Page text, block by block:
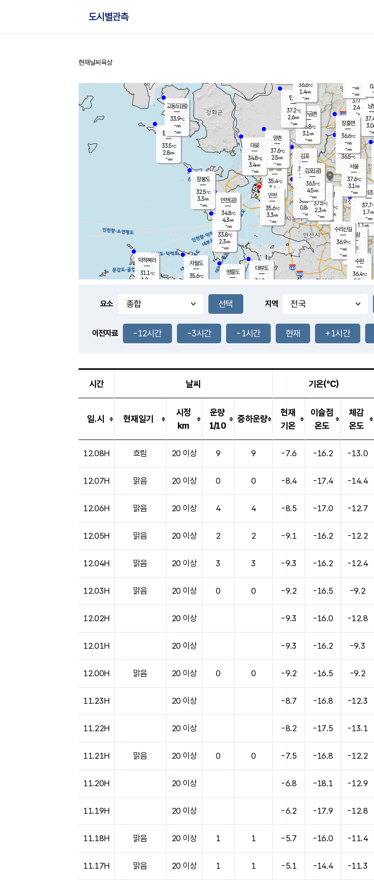
도시별관측
홈
현재날씨 육상
풍도
2.3m/s
무의도
33.8℃
2.3m/s
-mm
영흥도
볼음도
33.5℃
2.8m/s
-mm
자월도
35.6℃
양주
37.0℃
2.4
-mm
과천
36.3℃
1.1m/s
- mm
장봉도
32.5℃
3.3m/s
-mm
34.6
℃
대부도
34.8
-
경서동
35.4℃
3.4 m/s
-mm
파주금촌
36.8℃
3.1 m/s
-mm
대곶
34.8℃
3.4m/s
-mm
탄현
37.2℃
2.6m/s
-mm
의왕
- ℃
m/s
mm
김포
37.6℃
1.2 m/s
mm
광명
37.0
℃
2.5 m/s
-mm
부천
36.1℃
0.8m/s
-mm
-mm
양촌
37.6℃
2.5m/s
-mm
구로
37.5℃
2.3m/s
-mm
은평
36.5℃
1.3 m/s
- mm
서초
37.7
1.7m/s
-mm
남
3.0
-
수리산길
36.9℃
-m/s
-mm
장흥면
36.6℃
-m/s
-mm
-m/s
-mm
덕적북리
31.1℃
1.8 m/s
인천(공)
34.8℃
4.3m/s
-mm
김포(공)
36.5℃
4.5m/s
-mm
교동도(음)
33.9℃
-m/s
-mm
수원
36.4℃
0.8 m/s
인천
35.6℃
3.3m/s
-mm
서울
37.6℃
3.1 m/s
-mm
36.6℃
1.4m/s
-mm
-
요소 지역
이전자료 -12시간 -3시간 -1시간 현재 +1시간
시간 날씨 기온(℃)
일.시 현재일기
시정
km
운량
1/10
중하운량
현재
기온
이슬점
온도
체감
온도
12.08H 흐림 20 이상 9 9 -7.6 -16.2 -13.0
12.07H 맑음 20 이상 0 0 -8.4 -17.4 -14.4
12.06H 맑음 20 이상 4 4 -8.5 -17.0 -12.7
12.05H 맑음 20 이상 2 2 -9.1 -16.2 -12.2
12.04H 맑음 20 이상 3 3 -9.3 -16.2 -12.4
12.03H 맑음 20 이상 0 0 -9.2 -16.5 -9.2
12.02H 20 이상 -9.3 -16.0 -12.8
12.01H 20 이상 -9.3 -16.2 -9.3
12.00H 맑음 20 이상 0 0 -9.2 -16.5 -9.2
11.23H 20 이상 -8.7 -16.8 -12.3
11.22H 20 이상 -8.2 -17.5 -13.1
11.21H 맑음 20 이상 0 0 -7.5 -16.8 -12.2
11.20H 20 이상 -6.8 -18.1 -12.9
11.19H 20 이상 -6.2 -17.9 -12.8
11.18H 맑음 20 이상 1 1 -5.7 -16.0 -11.4
11.17H 맑음 20 이상 1 1 -5.1 -14.4 -11.3